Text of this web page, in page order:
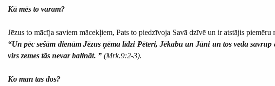
Kā mēs to varam?
Jēzus to mācīja saviem mācekļiem, Pats to piedzīvoja Savā dzīvē un ir atstājis piemēru
“Un pēc sešām dienām Jēzus ņēma līdzi Pēteri, Jēkabu un Jāni un tos veda
virs zemes tās nevar balināt. ” (Mrk.9:2-3).
Ko man tas dos?